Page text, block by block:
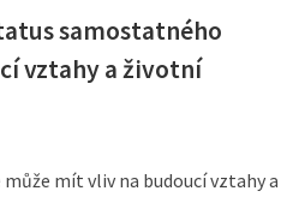
samostatného
vztahy a životní
mít vliv na budoucí vztahy a